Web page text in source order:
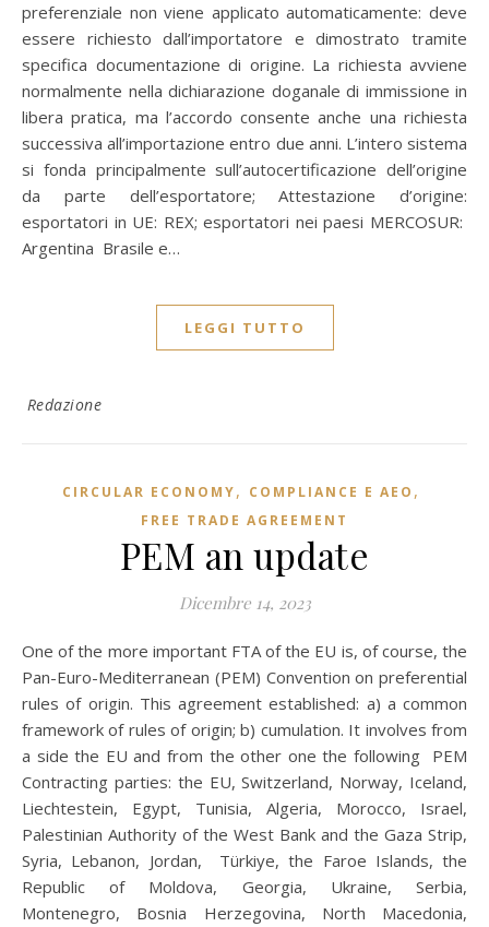
preferenziale non viene applicato automaticamente: deve
essere richiesto dall’importatore e dimostrato tramite
specifica documentazione di origine. La richiesta avviene
normalmente nella dichiarazione doganale di immissione in
libera pratica, ma l’accordo consente anche una richiesta
successiva all’importazione entro due anni. L’intero sistema
si fonda principalmente sull’autocertificazione dell’origine
da parte dell’esportatore; Attestazione d’origine:
esportatori in UE: REX; esportatori nei paesi MERCOSUR:
Argentina Brasile e…
LEGGI TUTTO
Redazione
CIRCULAR ECONOMY, COMPLIANCE E AEO ,
FREE TRADE AGREEMENT
PEM an update
Dicembre 14, 2023
One of the more important FTA of the EU is, of course, the
Pan-Euro-Mediterranean (PEM) Convention on preferential
rules of origin. This agreement established: a) a common
framework of rules of origin; b) cumulation. It involves from
a side the EU and from the other one the following PEM
Contracting parties: the EU, Switzerland, Norway, Iceland,
Liechtestein, Egypt, Tunisia, Algeria, Morocco, Israel,
Palestinian Authority of the West Bank and the Gaza Strip,
Syria, Lebanon, Jordan, Türkiye, the Faroe Islands, the
Republic of Moldova, Georgia, Ukraine, Serbia,
Montenegro, Bosnia Herzegovina, North Macedonia,